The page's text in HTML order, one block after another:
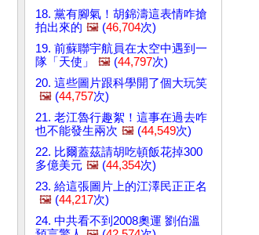
18. 黨有腳氣！胡錦濤這表情咋搶
拍出來的 🖼️ (46,704次)
19. 前蘇聯宇航員在太空中遇到一
隊「天使」
🖼️ (44,797次)
20. 這些圖片跟科學開了個大玩笑
🖼️ (44,757次)
21. 老江魯行趣絮！這事在過去咋
也不能發生兩次 🖼️ (44,549次)
22. 比爾蓋茲請胡吃頓飯花掉300
多億美元 🖼️ (44,354次)
23. 給這張圖片上的江澤民正正名
🖼️ (44,217次)
24. 中共看不到2008奧運 劉伯溫